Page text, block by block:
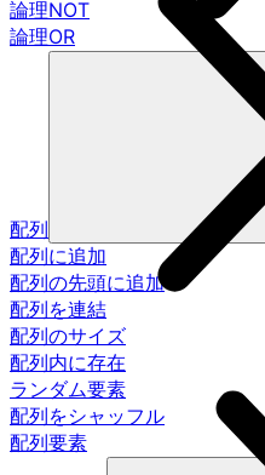
論理NOT
論理OR
配列
配列に追加
配列の先頭に追加
配列を連結
配列のサイズ
配列内に存在
ランダム要素
配列をシャッフル
配列要素